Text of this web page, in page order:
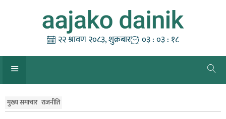
२२ श्रावण २०८३, शुक्रबार ०३ : ०३ : १९
मुख्य समाचार राजनीति